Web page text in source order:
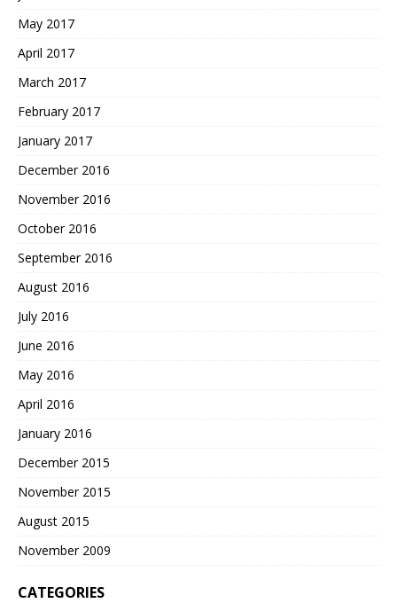
May 2017
April 2017
March 2017
February 2017
January 2017
December 2016
November 2016
October 2016
September 2016
August 2016
July 2016
June 2016
May 2016
April 2016
January 2016
December 2015
November 2015
August 2015
November 2009
CATEGORIES